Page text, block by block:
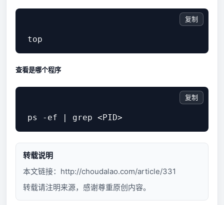
复制
查看是哪个程序
复制
转载说明
本文链接： http://choudalao.com/article/331
转载请注明来源，感谢尊重原创内容。